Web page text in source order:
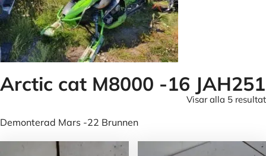
Arctic cat M8000 -16 JAH251
Visar alla 5 resultat
Demonterad Mars -22 Brunnen